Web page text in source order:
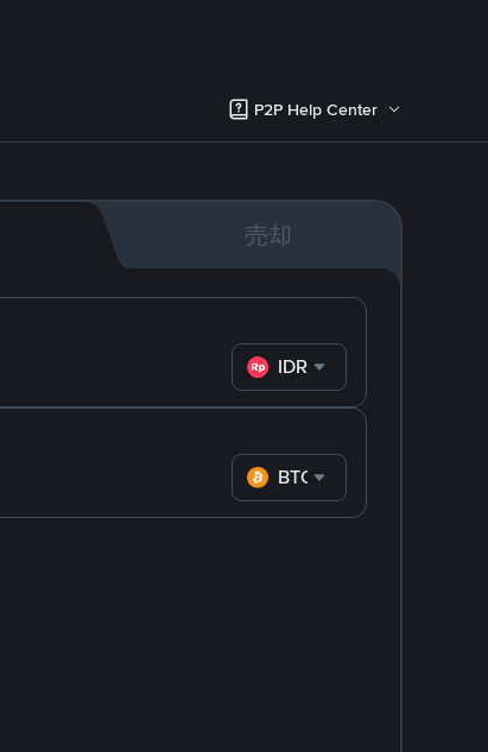
P2P Help Center
売却
IDR
BTC